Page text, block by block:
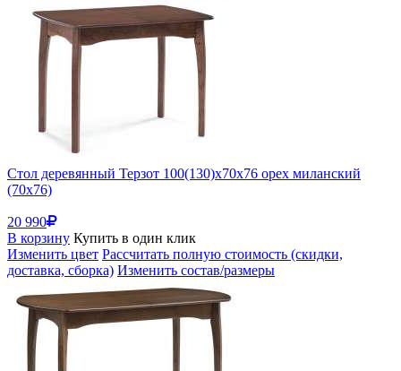
Стол деревянный Терзот 100(130)х70х76 орех миланский
(70x76)
20 990
В корзину Купить в один клик
Изменить цвет Рассчитать полную стоимость (скидки,
доставка, сборка) Изменить состав/размеры